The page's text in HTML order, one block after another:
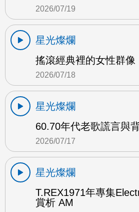
2026/07/19
星光燦爛
搖滾經典裡的女性群像
2026/07/18
星光燦爛
60.70年代老歌謊言與
2026/07/17
星光燦爛
T.REX1971年專集
賞析 AM